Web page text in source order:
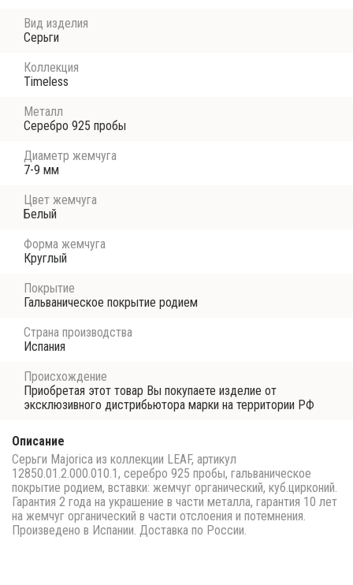
Вид изделия
Серьги
Коллекция
Timeless
Металл
Серебро 925 пробы
Диаметр жемчуга
7-9 мм
Цвет жемчуга
Белый
Форма жемчуга
Круглый
Покрытие
Гальваническое покрытие родием
Страна производства
Испания
Происхождение
Приобретая этот товар Вы покупаете изделие от
эксклюзивного дистрибьютора марки на территории РФ
Описание
Серьги Majorica из коллекции LEAF, артикул
12850.01.2.000.010.1, серебро 925 пробы, гальваническое
покрытие родием, вставки: жемчуг органический, куб.цирконий.
Гарантия 2 года на украшение в части металла, гарантия 10 лет
на жемчуг органический в части отслоения и потемнения.
Произведено в Испании. Доставка по России.